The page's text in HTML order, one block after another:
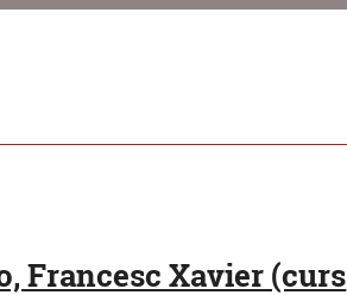
Francesc Xavier (curs